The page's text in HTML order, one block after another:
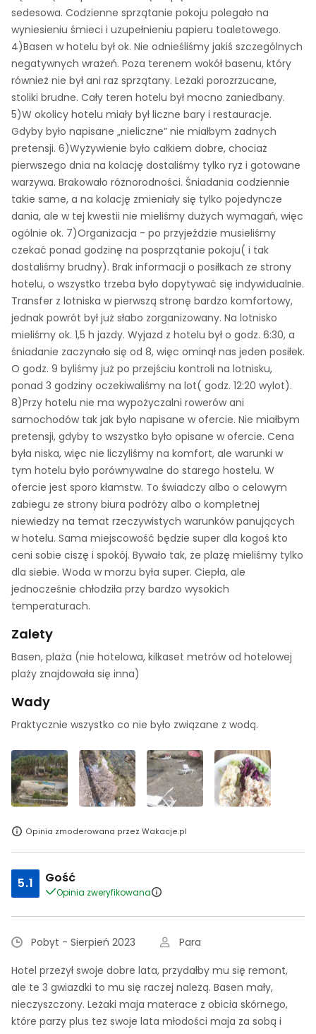
sedesowa. Codzienne sprzątanie pokoju polegało na
wyniesieniu śmieci i uzupełnieniu papieru toaletowego.
4)Basen w hotelu był ok. Nie odnieśliśmy jakiś szczególnych
negatywnych wrażeń. Poza terenem wokół basenu, który
również nie był ani raz sprzątany. Leżaki porozrzucane,
stoliki brudne. Cały teren hotelu był mocno zaniedbany.
5)W okolicy hotelu miały był liczne bary i restauracje.
Gdyby było napisane „nieliczne” nie miałbym żadnych
pretensji. 6)Wyżywienie było całkiem dobre, chociaż
pierwszego dnia na kolację dostaliśmy tylko ryż i gotowane
warzywa. Brakowało różnorodności. Śniadania codziennie
takie same, a na kolację zmieniały się tylko pojedyncze
dania, ale w tej kwestii nie mieliśmy dużych wymagań, więc
ogólnie ok. 7)Organizacja - po przyjeździe musieliśmy
czekać ponad godzinę na posprzątanie pokoju( i tak
dostaliśmy brudny). Brak informacji o posiłkach ze strony
hotelu, o wszystko trzeba było dopytywać się indywidualnie.
Transfer z lotniska w pierwszą stronę bardzo komfortowy,
jednak powrót był już słabo zorganizowany. Na lotnisko
mieliśmy ok. 1,5 h jazdy. Wyjazd z hotelu był o godz. 6:30, a
śniadanie zaczynało się od 8, więc ominął nas jeden posiłek.
O godz. 9 byliśmy już po przejściu kontroli na lotnisku,
ponad 3 godziny oczekiwaliśmy na lot( godz. 12:20 wylot).
8)Przy hotelu nie ma wypożyczalni rowerów ani
samochodów tak jak było napisane w ofercie. Nie miałbym
pretensji, gdyby to wszystko było opisane w ofercie. Cena
była niska, więc nie liczyliśmy na komfort, ale warunki w
tym hotelu było porównywalne do starego hostelu. W
ofercie jest sporo kłamstw. To świadczy albo o celowym
zabiegu ze strony biura podróży albo o kompletnej
niewiedzy na temat rzeczywistych warunków panujących
w hotelu. Sama miejscowość będzie super dla kogoś kto
ceni sobie ciszę i spokój. Bywało tak, że plażę mieliśmy tylko
dla siebie. Woda w morzu była super. Ciepła, ale
jednocześnie chłodziła przy bardzo wysokich
temperaturach.
Zalety
Basen, plaża (nie hotelowa, kilkaset metrów od hotelowej
plaży znajdowała się inna)
Wady
Praktycznie wszystko co nie było związane z wodą.
Opinia zmoderowana przez Wakacje.pl
5.1 Gość
Opinia zweryfikowana
Pobyt - Sierpień 2023
Para
Hotel przeżył swoje dobre lata, przydałby mu się remont,
ale te 3 gwiazdki to mu się raczej należą. Basen mały,
nieczyszczony. Leżaki maja materace z obicia skórnego,
które parzy plus tez swoje lata młodości maja za sobą i